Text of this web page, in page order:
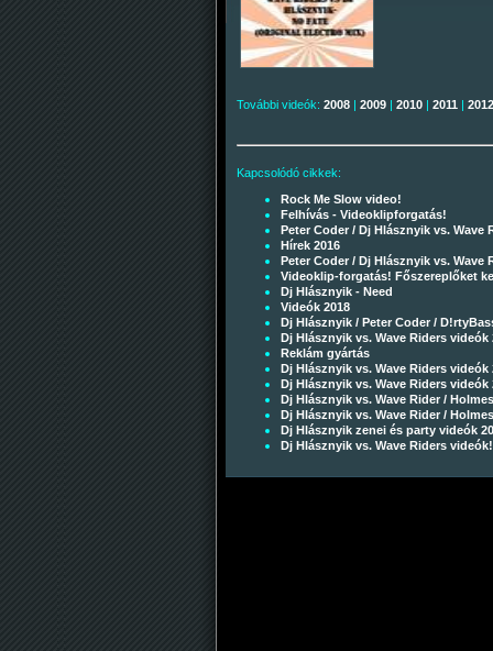
További videók: 2008 2009 2010 2011 2012
Kapcsolódó cikkek:
Rock Me Slow video!
Felhívás - Videoklipforgatás!
Peter Coder / Dj Hlásznyik vs. Wave
Hírek 2016
Peter Coder / Dj Hlásznyik vs. Wave
Videoklip-forgatás! Főszereplőket
Dj Hlásznyik - Need
Videók 2018
Dj Hlásznyik / Peter Coder /
Dj Hlásznyik vs. Wave Riders videók
Reklám gyártás
Dj Hlásznyik vs. Wave Riders videók
Dj Hlásznyik vs. Wave Riders videók
Dj Hlásznyik vs. Wave Rider /
Dj Hlásznyik vs. Wave Rider /
Dj Hlásznyik zenei és party videók
Dj Hlásznyik vs. Wave Riders videók!